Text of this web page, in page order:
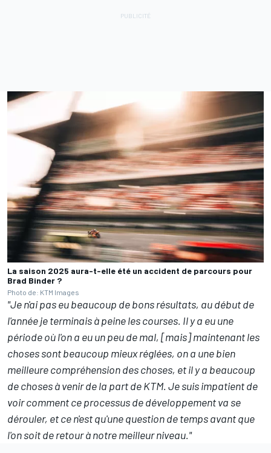
La saison 2025 aura-t-elle été un accident de parcours pour
Brad Binder ?
Photo de: KTM Images
"Je n'ai pas eu beaucoup de bons résultats, au début de
l'année je terminais à peine les courses. Il y a eu une
période où l'on a eu un peu de mal, [mais] maintenant les
choses sont beaucoup mieux réglées, on a une bien
meilleure compréhension des choses, et il y a beaucoup
de choses à venir de la part de KTM. Je suis impatient de
voir comment ce processus de développement va se
dérouler, et ce n'est qu'une question de temps avant que
l'on soit de retour à notre meilleur niveau."